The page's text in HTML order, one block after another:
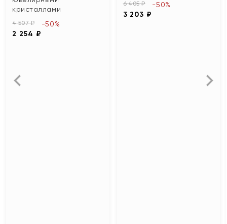
кристаллами
4 507 ₽
2 254 ₽
-50%
6 405 ₽
3 203 ₽
-50%